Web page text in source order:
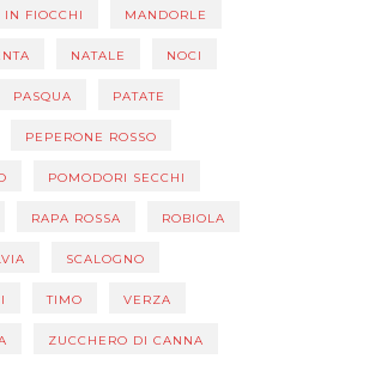
IN FIOCCHI MANDORLE
NATALE NOCI
PASQUA PATATE
PEPERONE ROSSO
POMODORI SECCHI
RAPA ROSSA ROBIOLA
SCALOGNO
TIMO VERZA
ZUCCHERO DI CANNA